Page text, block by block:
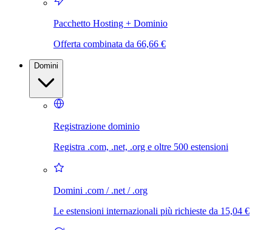
Pacchetto Hosting + Dominio
Offerta combinata da 66,66 €
Domini
Registrazione dominio
Registra .com, .net, .org e oltre 500 estensioni
Domini .com / .net / .org
Le estensioni internazionali più richieste da 15,04 €